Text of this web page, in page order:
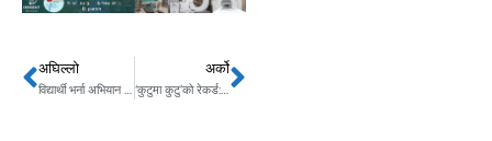
Prev
अघिल्लो
विद्यार्थी भर्ना अभियान सफल बनाउन विराटनगर महानगर तात्यो
अर्को
‘कुटुमा कुटु’को रेकर्ड: बन्यो १० करोड भियुअर्स कमाउने पहिलो नेपाली गीतNext